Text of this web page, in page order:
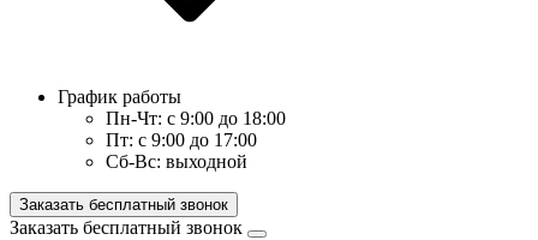
График работы
Пн-Чт: с 9:00 до 18:00
Пт: с 9:00 до 17:00
Сб-Вс: выходной
Заказать бесплатный звонок
Заказать бесплатный звонок